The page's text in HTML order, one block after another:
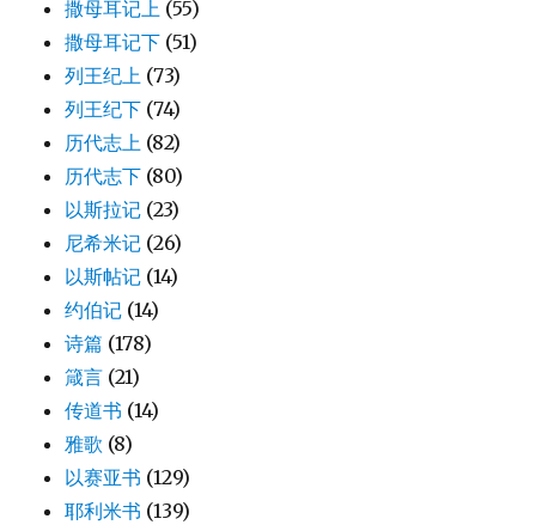
撒母耳记上 (55)
撒母耳记下 (51)
列王纪上 (73)
列王纪下 (74)
历代志上 (82)
历代志下 (80)
以斯拉记 (23)
尼希米记 (26)
以斯帖记 (14)
约伯记 (14)
诗篇 (178)
箴言 (21)
传道书 (14)
雅歌 (8)
以赛亚书 (129)
耶利米书 (139)